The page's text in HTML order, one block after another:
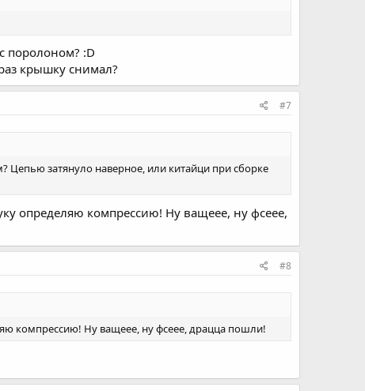
поролоном? :D
крышку снимал?
#7
Цепью затянуло наверное, или китайци при сборке
определяю компрессию! Ну ващеее, ну фсеее,
#8
компрессию! Ну ващеее, ну фсеее, драцца пошли!